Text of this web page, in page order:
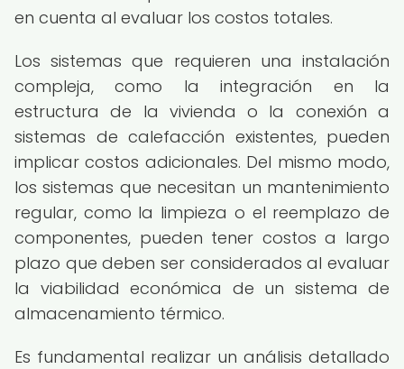
en cuenta al evaluar los costos totales.
Los sistemas que requieren una instalación
compleja, como la integración en la
estructura de la vivienda o la conexión a
sistemas de calefacción existentes, pueden
implicar costos adicionales. Del mismo modo,
los sistemas que necesitan un mantenimiento
regular, como la limpieza o el reemplazo de
componentes, pueden tener costos a largo
plazo que deben ser considerados al evaluar
la viabilidad económica de un sistema de
almacenamiento térmico.
Es fundamental realizar un análisis detallado